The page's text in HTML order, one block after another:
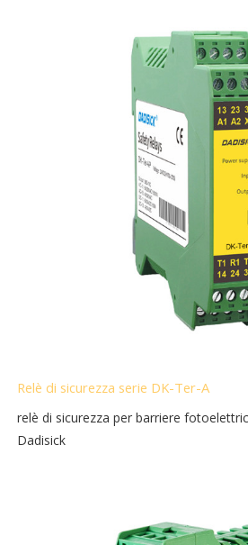
Relè di sicurezza serie DK-Ter-A
relè di sicurezza per barriere
Dadisick